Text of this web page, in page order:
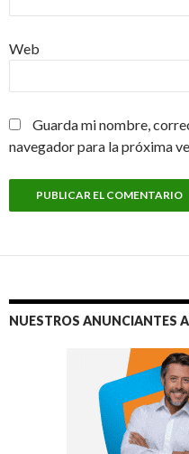
Web
Guarda mi nombre,
navegador para la próxima
NUESTROS ANUNCIANTES